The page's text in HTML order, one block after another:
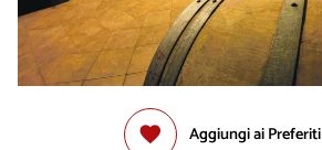
Aggiungi ai Preferiti